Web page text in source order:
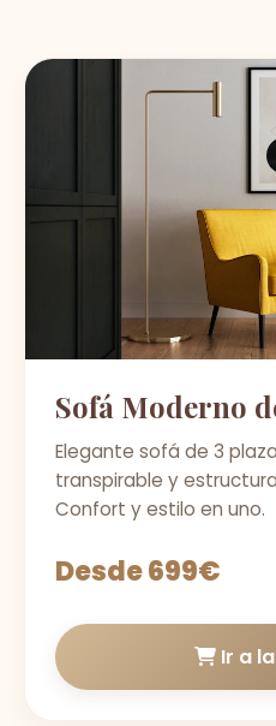
Sofá Moderno
Elegante sofá de 3
transpirable y
Confort y estilo en uno.
Desde 699€
Ir a